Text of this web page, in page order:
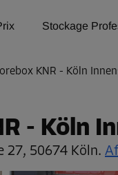
Stockage
KNR - Köln
- Köln
27, 50674 Köln.